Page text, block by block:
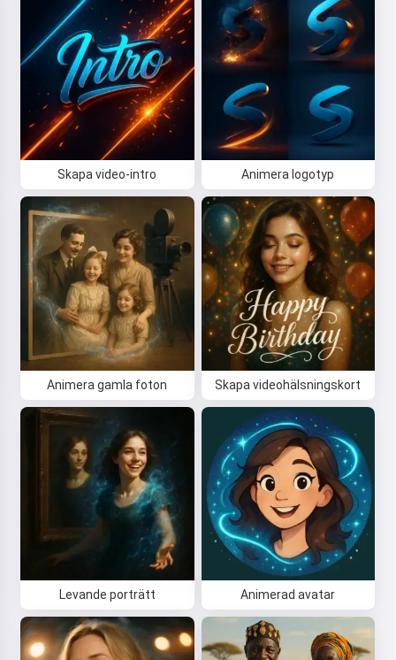
Skapa video-intro Animera logotyp
Animera gamla foton Skapa videohälsningskort
Levande porträtt Animerad avatar